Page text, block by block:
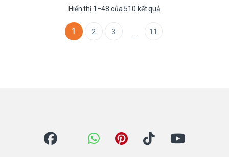
Hiển thị 1–48 của 510 kết quảĐược sắp xếp theo
1 2 3 11